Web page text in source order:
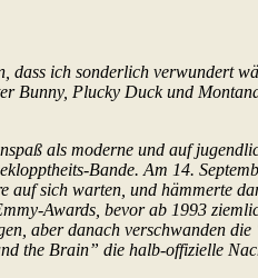
ich sonderlich verwundert
Bunny, Plucky Duck und
als moderne und auf
Bande. Am 14.
auf sich warten, und hämmerte
Awards, bevor ab 1993
aber danach verschwanden
the Brain” die halb-offizielle